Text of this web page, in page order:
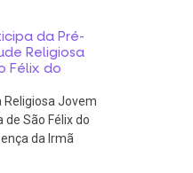
da Pré-
Religiosa
Félix do
Religiosa Jovem
de São Félix do
da Irmã